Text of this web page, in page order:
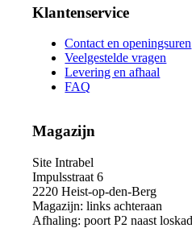
Klantenservice
Contact en openingsuren
Veelgestelde vragen
Levering en afhaal
FAQ
Magazijn
Site Intrabel
Impulsstraat 6
2220 Heist-op-den-Berg
Magazijn: links achteraan
Afhaling: poort P2 naast